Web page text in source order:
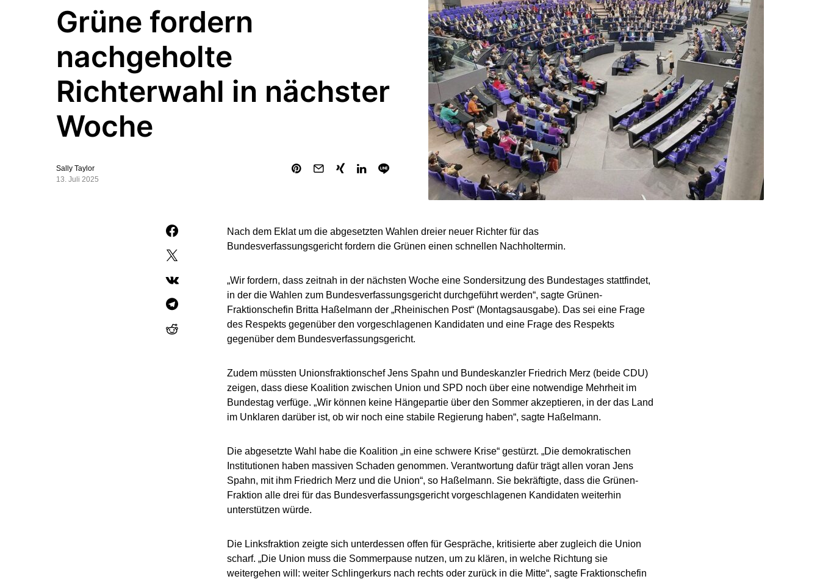
Grüne fordern
nachgeholte
Richterwahl in nächster
Woche
Sally Taylor
13. Juli 2025
Nach dem Eklat um die abgesetzten Wahlen dreier neuer Richter für das
Bundesverfassungsgericht fordern die Grünen einen schnellen Nachholtermin.
„Wir fordern, dass zeitnah in der nächsten Woche eine Sondersitzung des Bundestages stattfindet,
in der die Wahlen zum Bundesverfassungsgericht durchgeführt werden“, sagte Grünen-
Fraktionschefin Britta Haßelmann der „Rheinischen Post“ (Montagsausgabe). Das sei eine Frage
des Respekts gegenüber den vorgeschlagenen Kandidaten und eine Frage des Respekts
gegenüber dem Bundesverfassungsgericht.
Zudem müssten Unionsfraktionschef Jens Spahn und Bundeskanzler Friedrich Merz (beide CDU)
zeigen, dass diese Koalition zwischen Union und SPD noch über eine notwendige Mehrheit im
Bundestag verfüge. „Wir können keine Hängepartie über den Sommer akzeptieren, in der das Land
im Unklaren darüber ist, ob wir noch eine stabile Regierung haben“, sagte Haßelmann.
Die abgesetzte Wahl habe die Koalition „in eine schwere Krise“ gestürzt. „Die demokratischen
Institutionen haben massiven Schaden genommen. Verantwortung dafür trägt allen voran Jens
Spahn, mit ihm Friedrich Merz und die Union“, so Haßelmann. Sie bekräftigte, dass die Grünen-
Fraktion alle drei für das Bundesverfassungsgericht vorgeschlagenen Kandidaten weiterhin
unterstützen würde.
Die Linksfraktion zeigte sich unterdessen offen für Gespräche, kritisierte aber zugleich die Union
scharf. „Die Union muss die Sommerpause nutzen, um zu klären, in welche Richtung sie
weitergehen will: weiter Schlingerkurs nach rechts oder zurück in die Mitte“, sagte Fraktionschefin